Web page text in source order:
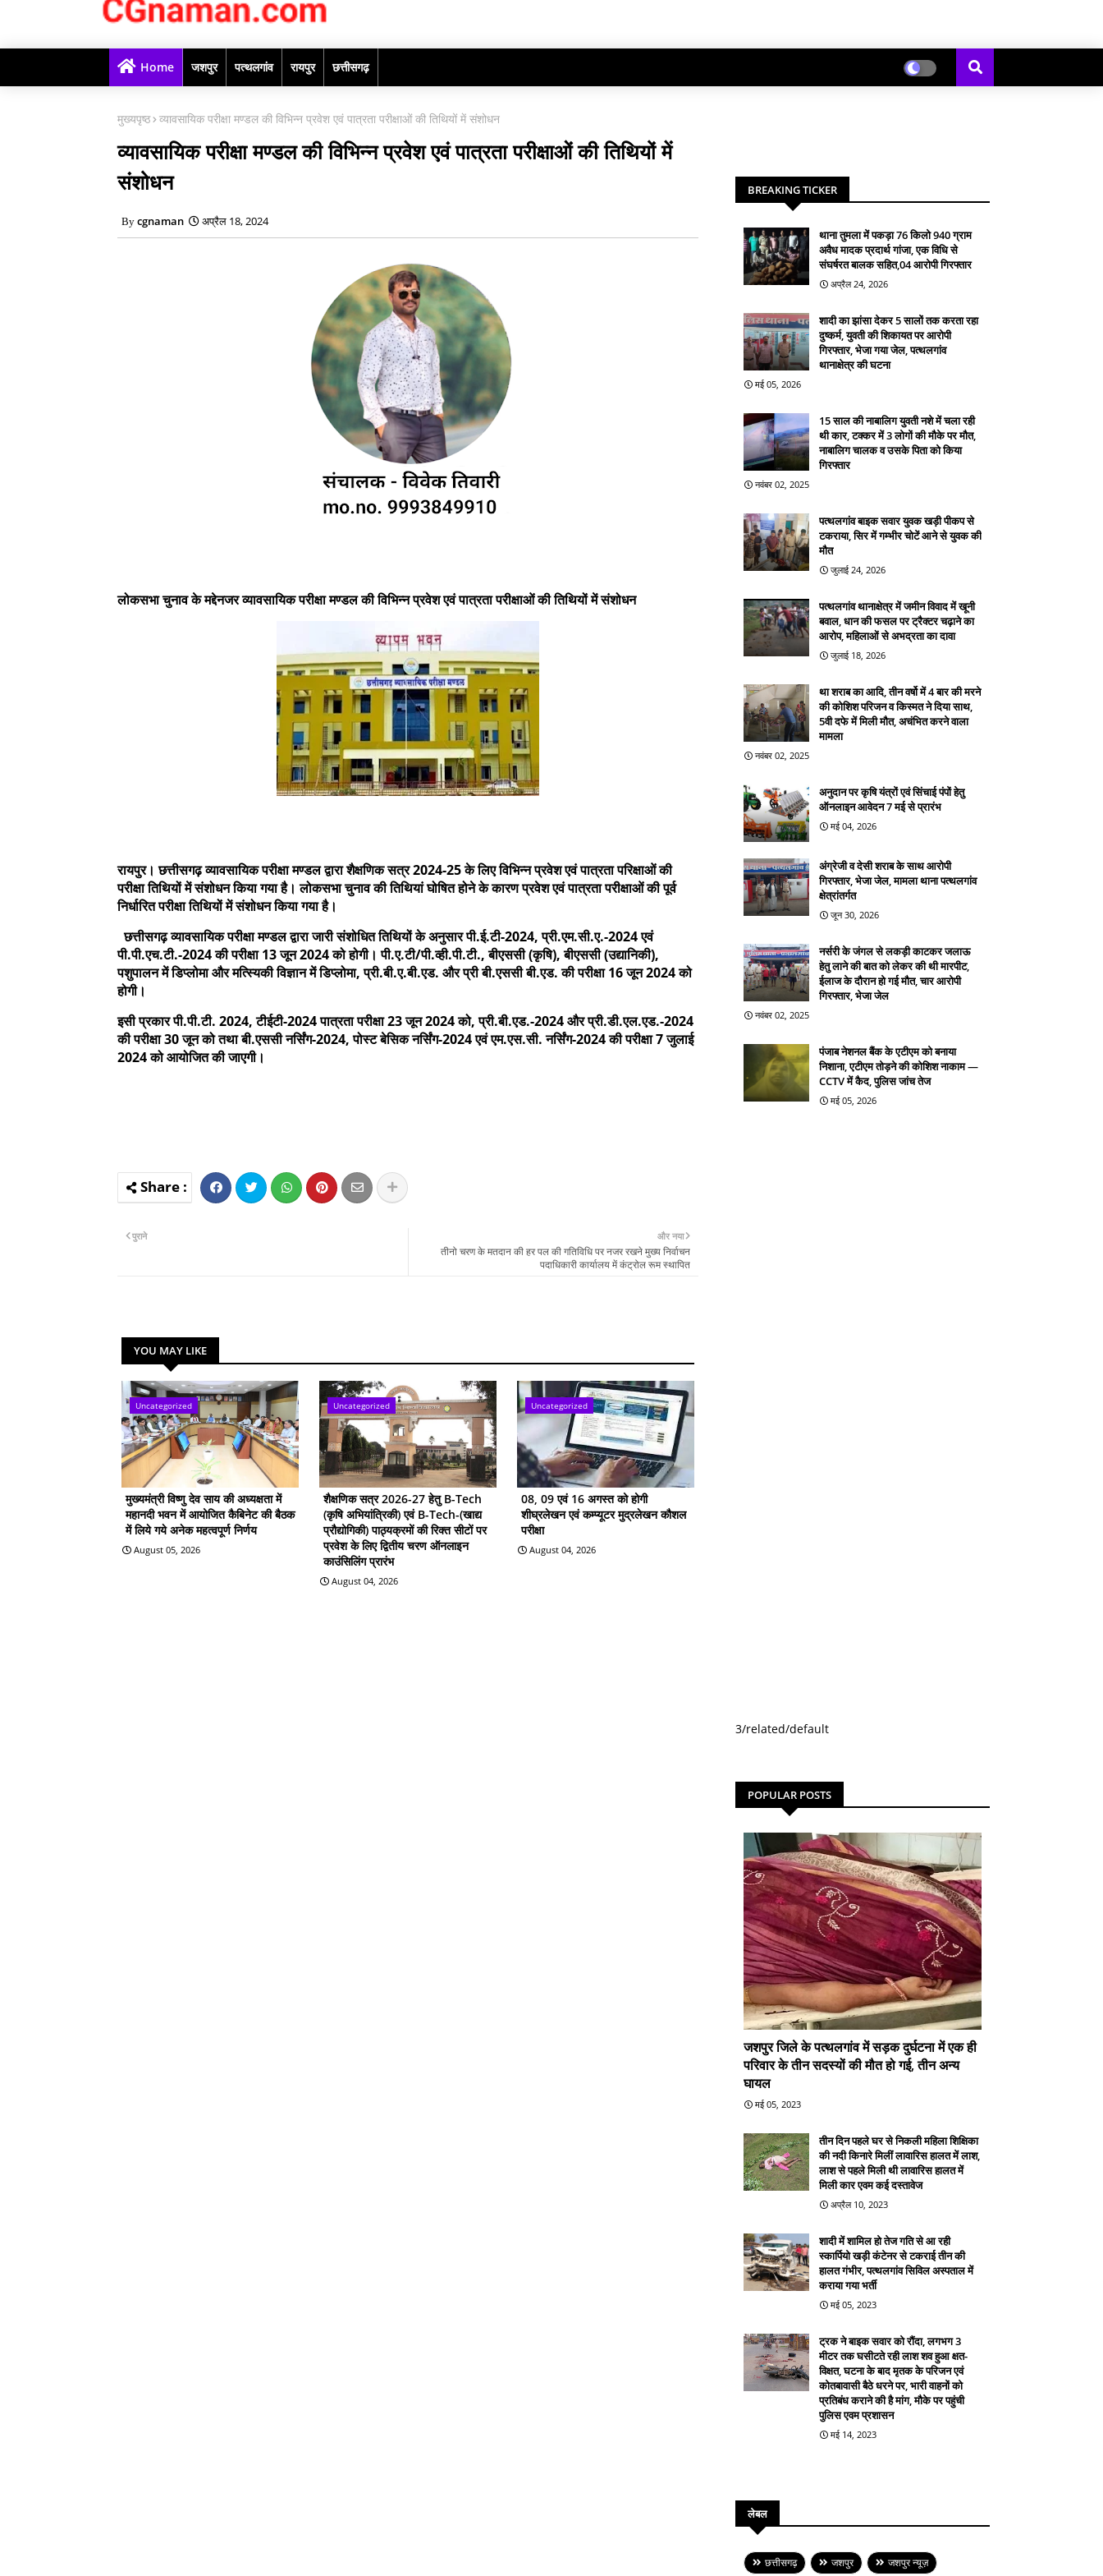
Home जशपुर पत्थलगांव रायपुर छत्तीसगढ़
मुख्यपृष्ठ व्यावसायिक परीक्षा मण्डल की विभिन्न प्रवेश एवं पात्रता परीक्षाओं की तिथियों में संशोधन
व्यावसायिक परीक्षा मण्डल की विभिन्न प्रवेश एवं पात्रता परीक्षाओं की तिथियों में
संशोधन
cgnaman अप्रैल 18, 2024
लोकसभा चुनाव के मद्देनजर व्यावसायिक परीक्षा मण्डल की विभिन्न प्रवेश एवं पात्रता परीक्षाओं की तिथियों में संशोधन
रायपुर। छत्तीसगढ़ व्यावसायिक परीक्षा मण्डल द्वारा शैक्षणिक सत्र 2024-25 के लिए विभिन्न प्रवेश एवं पात्रता परिक्षाओं की
परीक्षा तिथियों में संशोधन किया गया है। लोकसभा चुनाव की तिथियां घोषित होने के कारण प्रवेश एवं पात्रता परीक्षाओं की पूर्व
निर्धारित परीक्षा तिथियों में संशोधन किया गया है।
छत्तीसगढ़ व्यावसायिक परीक्षा मण्डल द्वारा जारी संशोधित तिथियों के अनुसार पी.ई.टी-2024, प्री.एम.सी.ए.-2024 एवं
पी.पी.एच.टी.-2024 की परीक्षा 13 जून 2024 को होगी। पी.ए.टी/पी.व्ही.पी.टी., बीएससी (कृषि), बीएससी (उद्यानिकी),
पशुपालन में डिप्लोमा और मत्स्यिकी विज्ञान में डिप्लोमा, प्री.बी.ए.बी.एड. और प्री बी.एससी बी.एड. की परीक्षा 16 जून 2024 को
होगी।
इसी प्रकार पी.पी.टी. 2024, टीईटी-2024 पात्रता परीक्षा 23 जून 2024 को, प्री.बी.एड.-2024 और प्री.डी.एल.एड.-2024
की परीक्षा 30 जून को तथा बी.एससी नर्सिंग-2024, पोस्ट बेसिक नर्सिंग-2024 एवं एम.एस.सी. नर्सिंग-2024 की परीक्षा 7 जुलाई
2024 को आयोजित की जाएगी।
और नया
तीनो चरण के मतदान की हर पल की गतिविधि पर नजर रखने मुख्य निर्वाचन
पदाधिकारी कार्यालय में कंट्रोल रूम स्थापित
पुराने
YOU MAY LIKE
Uncategorized
मुख्यमंत्री विष्णु देव साय की अध्यक्षता में
महानदी भवन में आयोजित कैबिनेट की बैठक
में लिये गये अनेक महत्वपूर्ण निर्णय
August 05, 2026
Uncategorized
शैक्षणिक सत्र 2026-27 हेतु B-Tech
(कृषि अभियांत्रिकी) एवं B-Tech-(खाद्य
प्रौद्योगिकी) पाठ्यक्रमों की रिक्त सीटों पर
प्रवेश के लिए द्वितीय चरण ऑनलाइन
काउंसिलिंग प्रारंभ
August 04, 2026
Uncategorized
08, 09 एवं 16 अगस्त को होगी
शीघ्रलेखन एवं कम्प्यूटर मुद्रलेखन कौशल
परीक्षा
August 04, 2026
BREAKING TICKER
थाना तुमला में पकड़ा 76 किलो 940 ग्राम
अवैध मादक प्रदार्थ गांजा, एक विधि से
संघर्षरत बालक सहित,04 आरोपी गिरफ्तार
अप्रैल 24, 2026
शादी का झांसा देकर 5 सालों तक करता रहा
दुष्कर्म, युवती की शिकायत पर आरोपी
गिरफ्तार, भेजा गया जेल, पत्थलगांव
थानाक्षेत्र की घटना
मई 05, 2026
15 साल की नाबालिग युवती नशे में चला रही
थी कार, टक्कर में 3 लोगों की मौके पर मौत,
नाबालिग चालक व उसके पिता को किया
गिरफ्तार
नवंबर 02, 2025
पत्थलगांव बाइक सवार युवक खड़ी पीकप से
टकराया, सिर में गम्भीर चोटें आने से युवक की
मौत
जुलाई 24, 2026
पत्थलगांव थानाक्षेत्र में जमीन विवाद में खूनी
बवाल, धान की फसल पर ट्रैक्टर चढ़ाने का
आरोप, महिलाओं से अभद्रता का दावा
जुलाई 18, 2026
था शराब का आदि, तीन वर्षो में 4 बार की मरने
की कोशिश परिजन व किस्मत ने दिया साथ,
5वी दफे में मिली मौत, अचंभित करने वाला
मामला
नवंबर 02, 2025
अनुदान पर कृषि यंत्रों एवं सिंचाई पंपों हेतु
ऑनलाइन आवेदन 7 मई से प्रारंभ
मई 04, 2026
अंग्रेजी व देसी शराब के साथ आरोपी
गिरफ्तार, भेजा जेल, मामला थाना पत्थलगांव
क्षेत्रांतर्गत
जून 30, 2026
नर्सरी के जंगल से लकड़ी काटकर जलाऊ
हेतु लाने की बात को लेकर की थी मारपीट,
ईलाज के दौरान हो गई मौत, चार आरोपी
गिरफ्तार, भेजा जेल
नवंबर 02, 2025
पंजाब नेशनल बैंक के एटीएम को बनाया
निशाना, एटीएम तोड़ने की कोशिश नाकाम —
CCTV में कैद, पुलिस जांच तेज
मई 05, 2026
3/related/default
POPULAR POSTS
जशपुर जिले के पत्थलगांव में सड़क दुर्घटना में एक ही
परिवार के तीन सदस्यों की मौत हो गई, तीन अन्य
घायल
मई 05, 2023
तीन दिन पहले घर से निकली महिला शिक्षिका
की नदी किनारे मिलीं लावारिस हालत में लाश,
लाश से पहले मिली थी लावारिस हालत में
मिली कार एवम कई दस्तावेज
अप्रैल 10, 2023
शादी में शामिल हो तेज गति से आ रही
स्कार्पियो खड़ी कंटेनर से टकराई तीन की
हालत गंभीर, पत्थलगांव सिविल अस्पताल में
कराया गया भर्ती
मई 05, 2023
ट्रक ने बाइक सवार को रौंदा, लगभग 3
मीटर तक घसीटते रही लाश शव हुआ क्षत-
विक्षत, घटना के बाद मृतक के परिजन एवं
कोतबावासी बैठे धरने पर, भारी वाहनों को
प्रतिबंध कराने की है मांग, मौके पर पहुंची
पुलिस एवम प्रशासन
मई 14, 2023
लेबल
छत्तीसगढ़ जशपुर जशपुर न्यूज़